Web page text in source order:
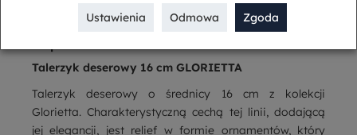
Talerzyk deserowy 16 cm GLORIETTA
Talerzyk deserowy o średnicy 16 cm z kolekcji
Glorietta. Charakterystyczną cechą tej linii, dodającą
jej elegancji, jest relief w formie ornamentów, który
Ustawienia Odmowa Zgoda